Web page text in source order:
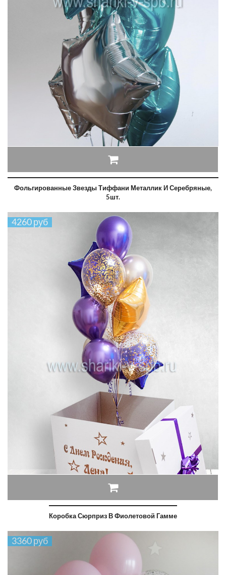
Фольгированные Звезды Тиффани Металлик И Серебряные,
5шт.
4260 руб
Коробка Сюрприз В Фиолетовой Гамме
3360 руб